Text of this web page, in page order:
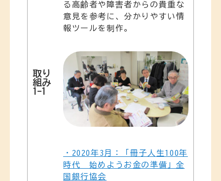
取り
組み
1-1
る高齢者や障害者からの貴重な
意見を参考に、分かりやすい情
報ツールを制作。
・2020年3月：「冊子人生100年
時代 始めようお金の準備」全
国銀行協会